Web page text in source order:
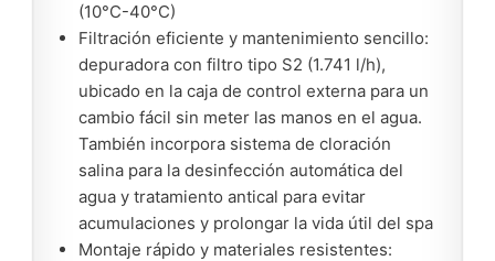
(10°C-40°C)
Filtración eficiente y mantenimiento sencillo:
depuradora con filtro tipo S2 (1.741 l/h),
ubicado en la caja de control externa para un
cambio fácil sin meter las manos en el agua.
También incorpora sistema de cloración
salina para la desinfección automática del
agua y tratamiento antical para evitar
acumulaciones y prolongar la vida útil del spa
Montaje rápido y materiales resistentes: